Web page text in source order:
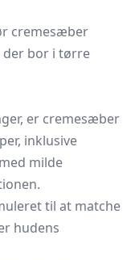
cremesæber
der bor i tørre
er cremesæber
inklusive
milde
til at matche
hudens